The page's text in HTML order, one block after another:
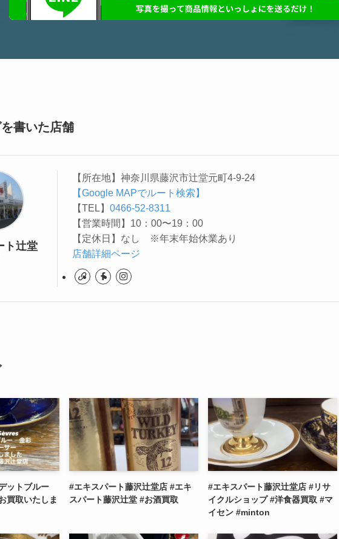
書いた店舗
ト辻堂
【所在地】神奈川県藤沢市辻堂元町4-9-24
【Google MAPでルート検索】
【TEL】 0466-52-8311
【営業時間】10：00〜19：00
【定休日】なし ※年末年始休業あり
店舗詳細ページ
ットブルー
買取いたしま
#エキスパート藤沢辻堂店 #エキ
スパート藤沢辻堂 #お酒買取
#エキスパート藤沢辻堂店 #リサ
イクルショップ #洋食器買取 #マ
イセン #minton